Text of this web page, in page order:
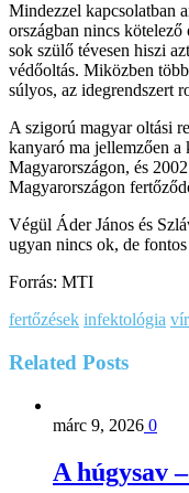
Mindezzel kapcsolatban
országban nincs
sok szülő tévesen hiszi
védőoltás. Miközben
súlyos, az idegrendszert
A szigorú magyar oltási
kanyaró ma jellemzően a
Magyarországon, és
Magyarországon
Végül Áder János és
ugyan nincs ok, de fontos
Forrás: MTI
fertőzések infektológia
Related Posts
márc 9, 2026 0
A húgysav